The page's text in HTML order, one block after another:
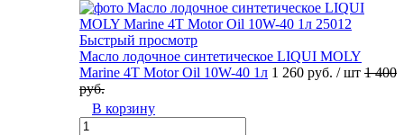
Быстрый просмотр
Масло лодочное синтетическое LIQUI MOLY
Marine 4T Motor Oil 10W-40 1л 1 260 руб. / шт 1 400
руб.
В корзину